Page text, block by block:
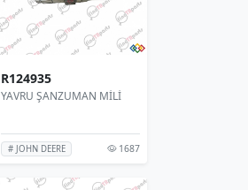
R124935
YAVRU ŞANZUMAN MİLİ
# JOHN DEERE 1687